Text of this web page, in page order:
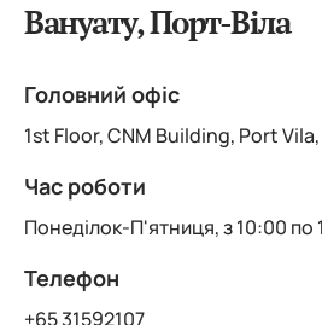
Вануату, Порт-Віла
Головний офіс
1st Floor, CNM Building, Port
Час роботи
Понеділок-П'ятниця, з 10:00 по
Телефон
+65 31592107